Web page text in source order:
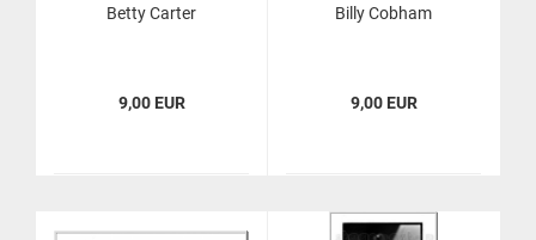
Betty Car­ter
9,00 EUR
Billy Cob­ham
9,00 EUR